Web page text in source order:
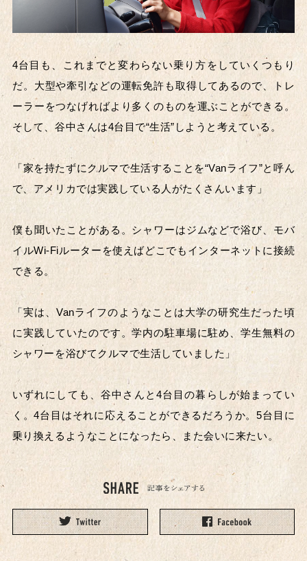
4台目も、これまでと変わらない乗り方をしていくつもり
だ。大型や牽引などの運転免許も取得してあるので、トレ
ーラーをつなげればより多くのものを運ぶことができる。
そして、谷中さんは4台目で“生活”しようと考えている。
「家を持たずにクルマで生活することを“Vanライフ”と呼ん
で、アメリカでは実践している人がたくさんいます」
僕も聞いたことがある。シャワーはジムなどで浴び、モバ
イルWi-Fiルーターを使えばどこでもインターネットに接続
できる。
「実は、Vanライフのようなことは大学の研究生だった頃
に実践していたのです。学内の駐車場に駐め、学生無料の
シャワーを浴びてクルマで生活していました」
いずれにしても、谷中さんと4台目の暮らしが始まってい
く。4台目はそれに応えることができるだろうか。5台目に
乗り換えるようなことになったら、また会いに来たい。